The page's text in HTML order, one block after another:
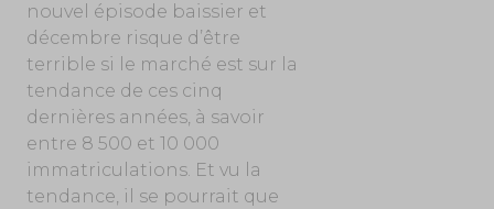
nouvel épisode baissier et
décembre risque d’être
terrible si le marché est sur la
tendance de ces cinq
dernières années, à savoir
entre 8 500 et 10 000
immatriculations. Et vu la
tendance, il se pourrait que